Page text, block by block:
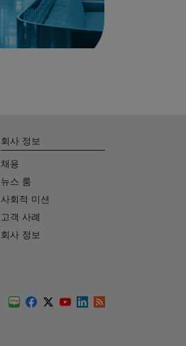
회사 정보
채용
뉴스 룸
사회적 미션
고객 사례
회사 정보